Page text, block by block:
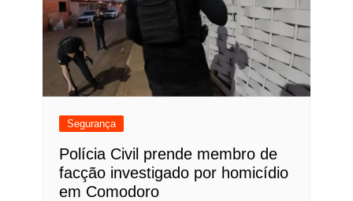
Segurança
Polícia Civil prende membro de
facção investigado por homicídio
em Comodoro